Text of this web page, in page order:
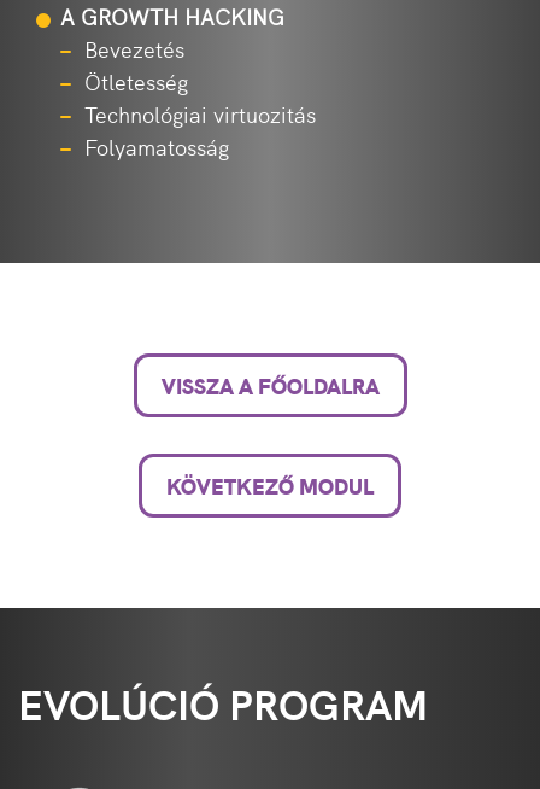
A GROWTH HACKING
Bevezetés
Ötletesség
Technológiai virtuozitás
Folyamatosság
VISSZA A FŐOLDALRA
KÖVETKEZŐ MODUL
EVOLÚCIÓ PROGRAM